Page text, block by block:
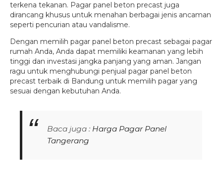
terkena tekanan. Pagar panel beton precast juga
dirancang khusus untuk menahan berbagai jenis ancaman
seperti pencurian atau vandalisme.
Dengan memilih pagar panel beton precast sebagai pagar
rumah Anda, Anda dapat memiliki keamanan yang lebih
tinggi dan investasi jangka panjang yang aman. Jangan
ragu untuk menghubungi penjual pagar panel beton
precast terbaik di Bandung untuk memilih pagar yang
sesuai dengan kebutuhan Anda.
Baca juga : Harga Pagar Panel
Tangerang